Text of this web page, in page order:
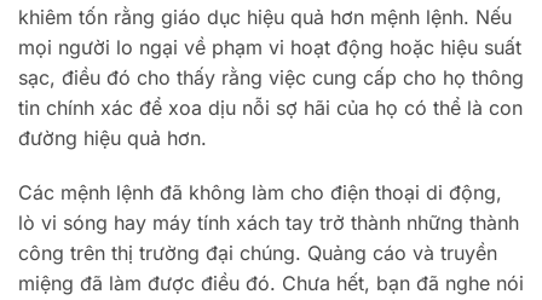
khiêm tốn rằng giáo dục hiệu quả hơn mệnh lệnh. Nếu
mọi người lo ngại về phạm vi hoạt động hoặc hiệu suất
sạc, điều đó cho thấy rằng việc cung cấp cho họ thông
tin chính xác để xoa dịu nỗi sợ hãi của họ có thể là con
đường hiệu quả hơn.
Các mệnh lệnh đã không làm cho điện thoại di động,
lò vi sóng hay máy tính xách tay trở thành những thành
công trên thị trường đại chúng. Quảng cáo và truyền
miệng đã làm được điều đó. Chưa hết, bạn đã nghe nói